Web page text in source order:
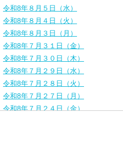
令和8年８月５日（水）
令和8年８月４日（火）
令和8年８月３日（月）
令和8年７月３１日（金）
令和8年７月３０日（木）
令和8年７月２９日（水）
令和8年７月２８日（火）
令和8年７月２７日（月）
令和8年７月２４日（金）